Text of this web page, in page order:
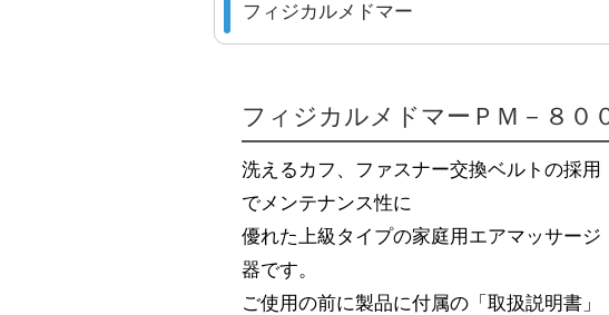
フィジカルメドマー
フィジカルメドマーＰＭ－８
洗えるカフ、ファスナー交換ベルトの採用
でメンテナンス性に
優れた上級タイプの家庭用エアマッサージ
器です。
ご使用の前に製品に付属の「取扱説明書」